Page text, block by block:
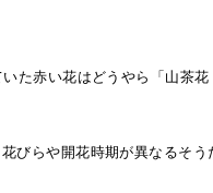
た赤い花はどうやら「山茶花
びらや開花時期が異なるそう